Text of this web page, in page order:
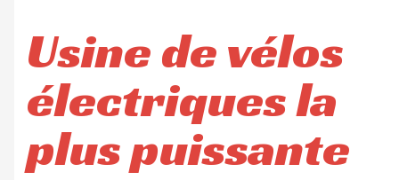
Usine de vélos
électriques la
plus puissante